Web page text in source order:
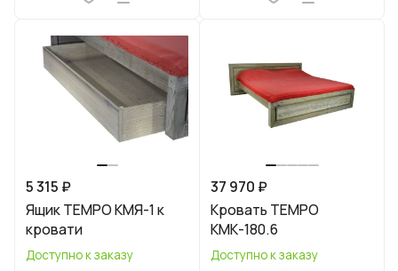
5 315 ₽
Ящик TEMPO КМЯ-1 к
кровати
Доступно к заказу
37 970 ₽
Кровать TEMPO
КМК-180.6
Доступно к заказу